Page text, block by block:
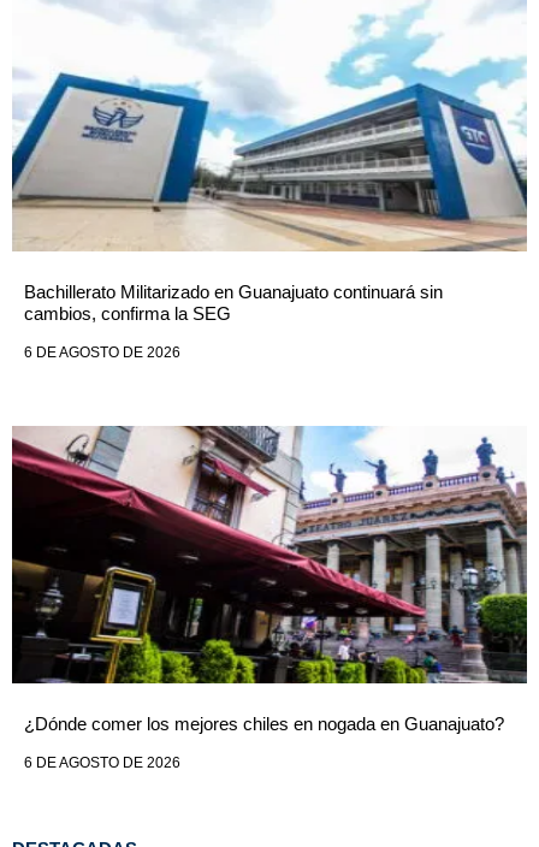
Bachillerato Militarizado en Guanajuato continuará sin
cambios, confirma la SEG
6 DE AGOSTO DE 2026
¿Dónde comer los mejores chiles en nogada en Guanajuato?
6 DE AGOSTO DE 2026